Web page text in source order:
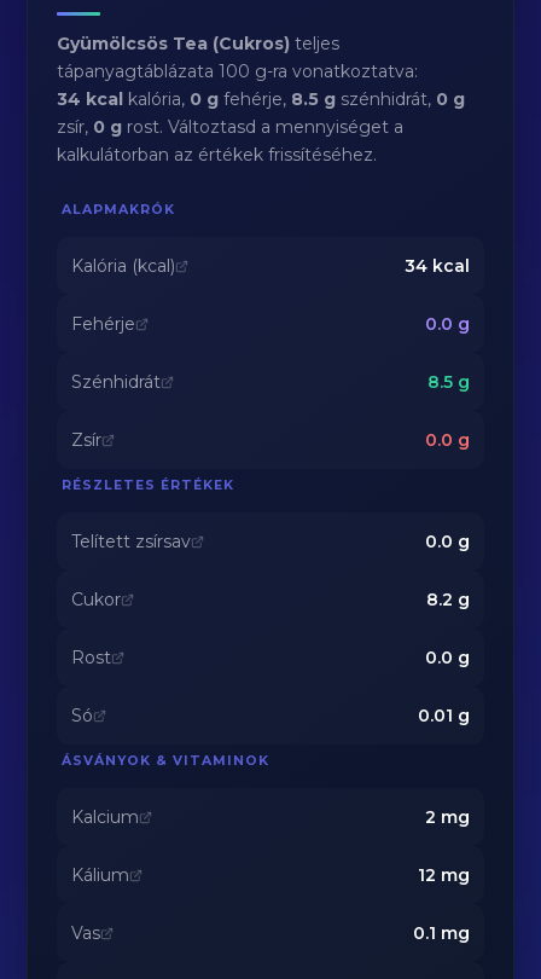
Gyümölcsös Tea (Cukros) teljes
tápanyagtáblázata 100 g-ra vonatkoztatva:
34 kcal kalória, 0 g fehérje, 8.5 g szénhidrát, 0 g
zsír, 0 g rost. Változtasd a mennyiséget a
kalkulátorban az értékek frissítéséhez.
ALAPMAKRÓK
Kalória (kcal) 34kcal
Fehérje 0.0 g
Szénhidrát 8.5g
Zsír 0.0 g
RÉSZLETES ÉRTÉKEK
Telített zsírsav 0.0 g
Cukor 8.2 g
Rost 0.0 g
Só 0.01 g
ÁSVÁNYOK & VITAMINOK
Kalcium 2 mg
Kálium 12 mg
Vas 0.1 mg